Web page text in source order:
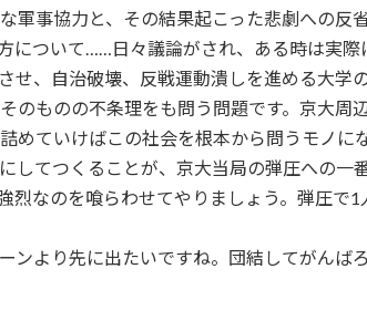
事協力と、その結果起こった悲劇への反
について……日々議論がされ、ある時は実
せ、自治破壊、反戦運動潰しを進める大学
のものの不条理をも問う問題です。京大周
ていけばこの社会を根本から問うモノに
てつくることが、京大当局の弾圧への一番
なのを喰らわせてやりましょう。弾圧で
より先に出たいですね。団結してがんばろ